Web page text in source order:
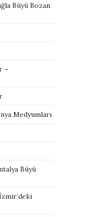
Büyü Bozan
–
Medyumları
Büyü